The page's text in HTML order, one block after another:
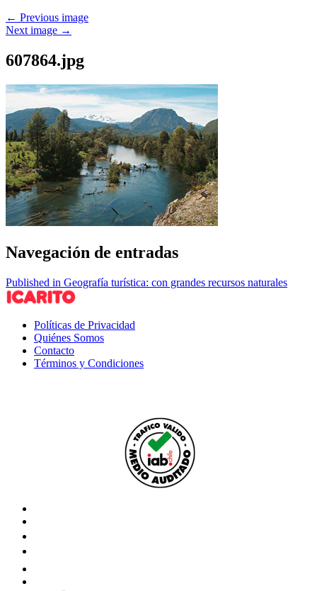
← Previous image
Next image →
607864.jpg
Navegación de entradas
Published in Geografía turística: con grandes recursos naturales
Políticas de Privacidad
Quiénes Somos
Contacto
Términos y Condiciones